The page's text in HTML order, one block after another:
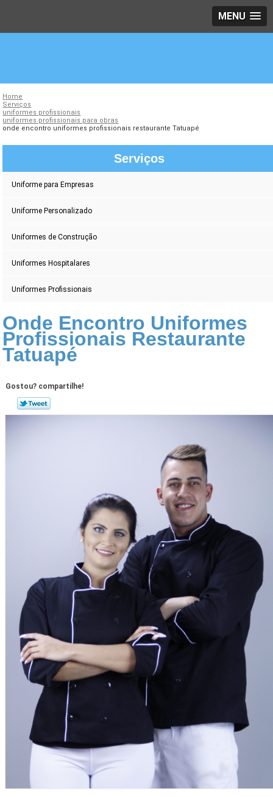
MENU
Home
Serviços
uniformes profissionais
uniformes profissionais para obras
onde encontro uniformes profissionais restaurante Tatuapé
Serviços
Uniforme para Empresas
Uniforme Personalizado
Uniformes de Construção
Uniformes Hospitalares
Uniformes Profissionais
Onde Encontro Uniformes
Profissionais Restaurante
Tatuapé
Gostou? compartilhe!